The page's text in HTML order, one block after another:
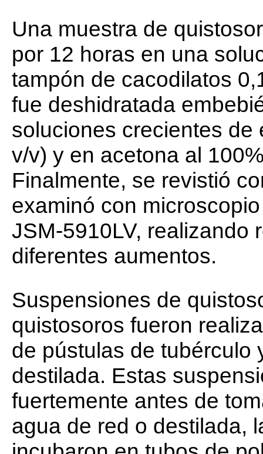
Una muestra de
por 12 horas en una
tampón de cacodilatos
fue deshidratada
soluciones crecientes de
v/v) y en acetona al
Finalmente, se revistió
examinó con
JSM-5910LV, realizando
diferentes aumentos.
Suspensiones de
quistosoros fueron
de pústulas de tubérculo
destilada. Estas
fuertemente antes de
agua de red o destilada,